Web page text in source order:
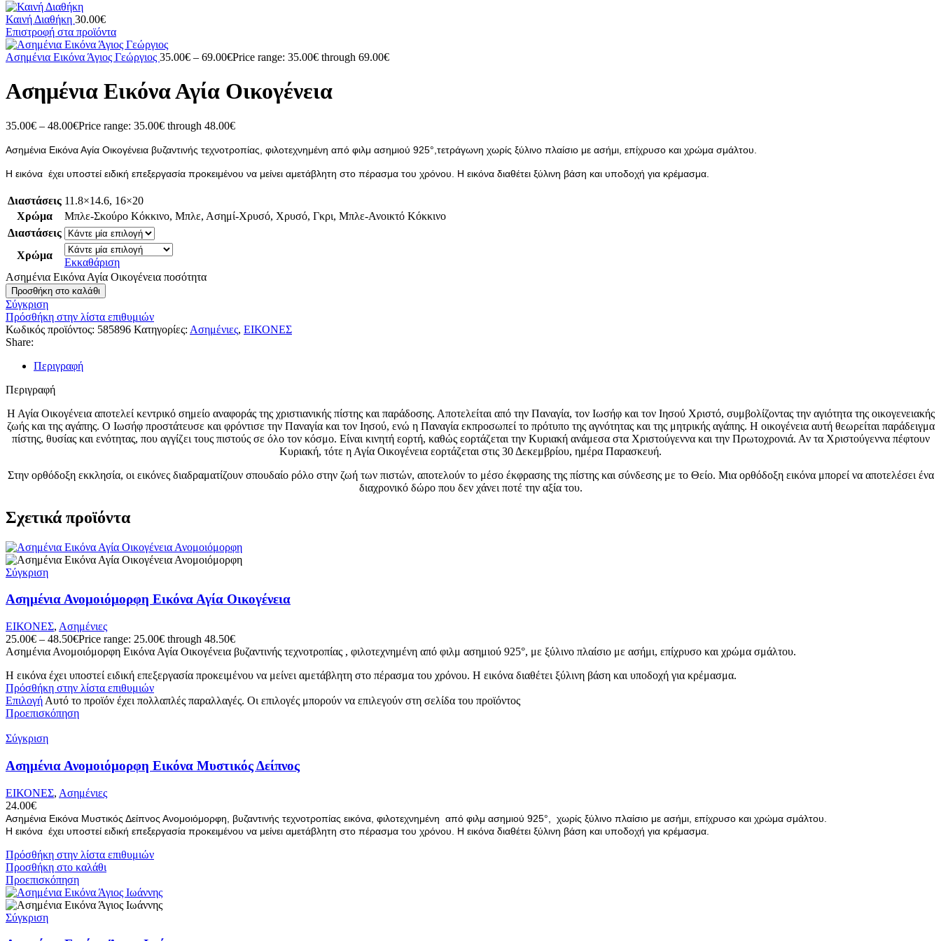
Καινή Διαθήκη 30.00€
Επιστροφή στα προϊόντα
Ασημένια Εικόνα Άγιος Γεώργιος 35.00€ – 69.00€Price range: 35.00€ through 69.00€
Ασημένια Εικόνα Αγία Οικογένεια
35.00€ – 48.00€Price range: 35.00€ through 48.00€
Ασημένια Εικόνα Αγία Οικογένεια βυζαντινής τεχνοτροπίας, φιλοτεχνημένη από φιλμ ασημιού 925°,τετράγωνη χωρίς ξύλινο πλαίσιο με ασήμι, επίχρυσο και χρώμα σμάλτου.
Η εικόνα έχει υποστεί ειδική επεξεργασία προκειμένου να μείνει αμετάβλητη στο πέρασμα του χρόνου. Η εικόνα διαθέτει ξύλινη βάση και υποδοχή για κρέμασμα.
Διαστάσεις 11.8×14.6, 16×20
Χρώμα
Μπλε-Σκούρο Κόκκινο, Μπλε, Ασημί-Χρυσό, Χρυσό, Γκρι, Μπλε-Ανοικτό Κόκκινο
Διαστάσεις
Χρώμα
Εκκαθάριση
Ασημένια Εικόνα Αγία Οικογένεια ποσότητα
Προσθήκη στο καλάθι
Σύγκριση
Πρόσθήκη στην λίστα επιθυμιών
Κωδικός προϊόντος: 585896 Κατηγορίες: Ασημένιες, ΕΙΚΟΝΕΣ
Share:
Περιγραφή
Περιγραφή
Η Αγία Οικογένεια αποτελεί κεντρικό σημείο αναφοράς της χριστιανικής πίστης και παράδοσης. Αποτελείται από την Παναγία, τον Ιωσήφ και τον Ιησού Χριστό, συμβολίζοντας την αγιότητα της οικογενειακής
ζωής και της αγάπης. Ο Ιωσήφ προστάτευσε και φρόντισε την Παναγία και τον Ιησού, ενώ η Παναγία εκπροσωπεί το πρότυπο της αγνότητας και της μητρικής αγάπης. Η οικογένεια αυτή θεωρείται παράδειγμα
πίστης, θυσίας και ενότητας, που αγγίζει τους πιστούς σε όλο τον κόσμο. Είναι κινητή εορτή, καθώς εορτάζεται την Κυριακή ανάμεσα στα Χριστούγεννα και την Πρωτοχρονιά. Αν τα Χριστούγεννα πέφτουν
Κυριακή, τότε η Αγία Οικογένεια εορτάζεται στις 30 Δεκεμβρίου, ημέρα Παρασκευή.
Στην ορθόδοξη εκκλησία, οι εικόνες διαδραματίζουν σπουδαίο ρόλο στην ζωή των πιστών, αποτελούν το μέσο έκφρασης της πίστης και σύνδεσης με το Θείο. Μια ορθόδοξη εικόνα μπορεί να αποτελέσει ένα
διαχρονικό δώρο που δεν χάνει ποτέ την αξία του.
Σχετικά προϊόντα
Σύγκριση
Ασημένια Ανομοιόμορφη Εικόνα Αγία Οικογένεια
ΕΙΚΟΝΕΣ, Ασημένιες
25.00€ – 48.50€Price range: 25.00€ through 48.50€
Ασημένια Ανομοιόμορφη Εικόνα Αγία Οικογένεια βυζαντινής τεχνοτροπίας , φιλοτεχνημένη από φιλμ ασημιού 925°, με ξύλινο πλαίσιο με ασήμι, επίχρυσο και χρώμα σμάλτου.
Η εικόνα έχει υποστεί ειδική επεξεργασία προκειμένου να μείνει αμετάβλητη στο πέρασμα του χρόνου. Η εικόνα διαθέτει ξύλινη βάση και υποδοχή για κρέμασμα.
Πρόσθήκη στην λίστα επιθυμιών
Επιλογή Αυτό το προϊόν έχει πολλαπλές παραλλαγές. Οι επιλογές μπορούν να επιλεγούν στη σελίδα του προϊόντος
Προεπισκόπηση
Σύγκριση
Ασημένια Ανομοιόμορφη Εικόνα Μυστικός Δείπνος
ΕΙΚΟΝΕΣ, Ασημένιες
24.00€
Ασημένια Εικόνα Μυστικός Δείπνος Ανομοιόμορφη, βυζαντινής τεχνοτροπίας εικόνα, φιλοτεχνημένη από φιλμ ασημιού 925°, χωρίς ξύλινο πλαίσιο με ασήμι, επίχρυσο και χρώμα σμάλτου.
Η εικόνα έχει υποστεί ειδική επεξεργασία προκειμένου να μείνει αμετάβλητη στο πέρασμα του χρόνου. Η εικόνα διαθέτει ξύλινη βάση και υποδοχή για κρέμασμα.
Πρόσθήκη στην λίστα επιθυμιών
Προσθήκη στο καλάθι
Προεπισκόπηση
Σύγκριση